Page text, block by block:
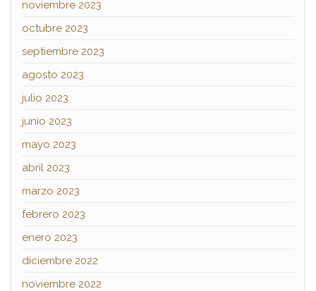
noviembre 2023
octubre 2023
septiembre 2023
agosto 2023
julio 2023
junio 2023
mayo 2023
abril 2023
marzo 2023
febrero 2023
enero 2023
diciembre 2022
noviembre 2022